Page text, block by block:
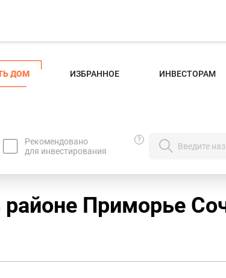
ДОМ ИЗБРАННОЕ ИНВЕСТОРАМ
Рекомендовано
для инвестирования
?
Приморье